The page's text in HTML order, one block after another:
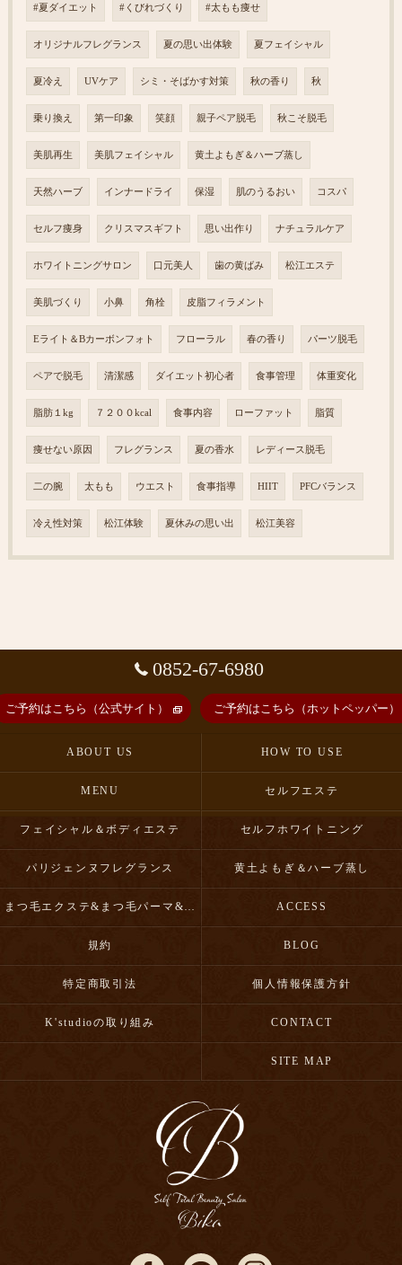
#夏ダイエット #くびれづくり #太もも痩せ
オリジナルフレグランス 夏の思い出体験 夏フェイシャル
夏冷え UVケア シミ・そばかす対策 秋の香り 秋
乗り換え 第一印象 笑顔 親子ペア脱毛 秋こそ脱毛
美肌再生 美肌フェイシャル 黄土よもぎ＆ハーブ蒸し
天然ハーブ インナードライ 保湿 肌のうるおい コスパ
セルフ痩身 クリスマスギフト 思い出作り ナチュラルケア
ホワイトニングサロン 口元美人 歯の黄ばみ 松江エステ
美肌づくり 小鼻 角栓 皮脂フィラメント
Eライト＆Bカーボンフォト フローラル 春の香り パーツ脱毛
ペアで脱毛 清潔感 ダイエット初心者 食事管理 体重変化
脂肪１kg ７２００kcal 食事内容 ローファット 脂質
痩せない原因 フレグランス 夏の香水 レディース脱毛
二の腕 太もも ウエスト 食事指導 HIIT PFCバランス
冷え性対策 松江体験 夏休みの思い出 松江美容
0852-67-6980
ご予約はこちら（公式サイト） ご予約はこちら（ホットペッパー）
ABOUT US HOW TO USE
MENU セルフエステ
フェイシャル＆ボディエステ セルフホワイトニング
パリジェンヌフレグランス 黄土よもぎ＆ハーブ蒸し
まつ毛エクステ&まつ毛パーマ&眉毛スタイリング ACCESS
規約 BLOG
特定商取引法 個人情報保護方針
K'studioの取り組み CONTACT
SITE MAP